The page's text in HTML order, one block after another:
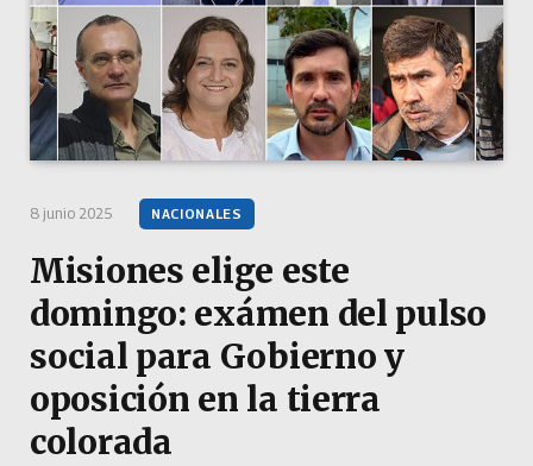
8 junio 2025 NACIONALES
Misiones elige este
domingo: exámen del pulso
social para Gobierno y
oposición en la tierra
colorada